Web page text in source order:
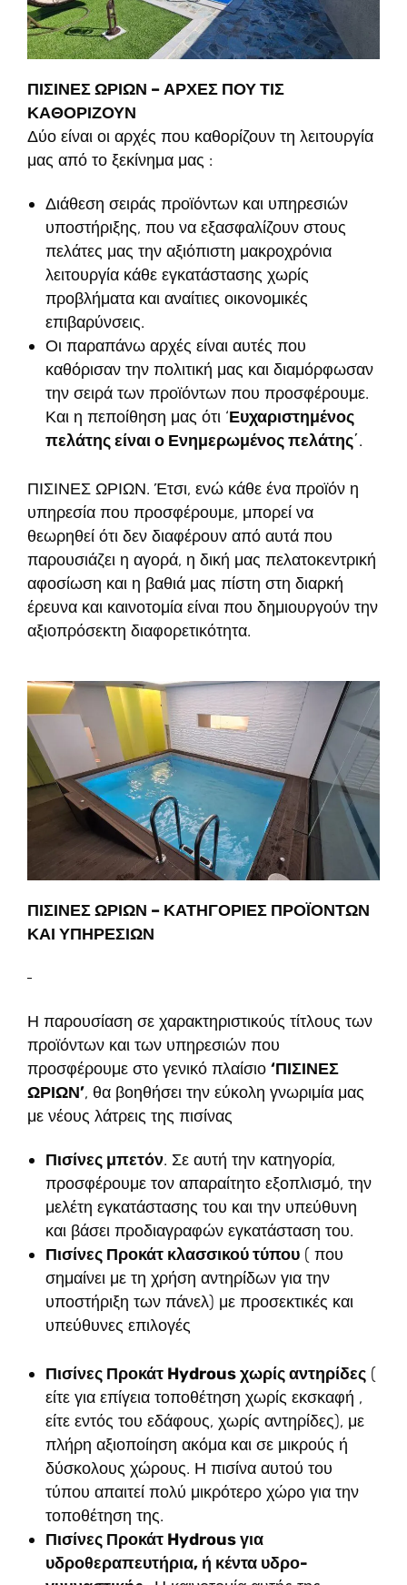
ΠΙΣΙΝΕΣ ΩΡΙΩΝ – ΑΡΧΕΣ ΠΟΥ ΤΙΣ
ΚΑΘΟΡΙΖΟΥΝ
Δύο είναι οι αρχές που καθορίζουν τη λειτουργία
μας από το ξεκίνημα μας :
Διάθεση σειράς προϊόντων και υπηρεσιών
υποστήριξης, που να εξασφαλίζουν στους
πελάτες μας την αξιόπιστη μακροχρόνια
λειτουργία κάθε εγκατάστασης χωρίς
προβλήματα και αναίτιες οικονομικές
επιβαρύνσεις.
Οι παραπάνω αρχές είναι αυτές που
καθόρισαν την πολιτική μας και διαμόρφωσαν
την σειρά των προϊόντων που προσφέρουμε.
Και η πεποίθηση μας ότι ‘Ευχαριστημένος
πελάτης είναι ο Ενημερωμένος πελάτης΄.
ΠΙΣΙΝΕΣ ΩΡΙΩΝ. Έτσι, ενώ κάθε ένα προϊόν η
υπηρεσία που προσφέρουμε, μπορεί να
θεωρηθεί ότι δεν διαφέρουν από αυτά που
παρουσιάζει η αγορά, η δική μας πελατοκεντρική
αφοσίωση και η βαθιά μας πίστη στη διαρκή
έρευνα και καινοτομία είναι που δημιουργούν την
αξιοπρόσεκτη διαφορετικότητα.
ΠΙΣΙΝΕΣ ΩΡΙΩΝ – ΚΑΤΗΓΟΡΙΕΣ ΠΡΟΪΟΝΤΩΝ
ΚΑΙ ΥΠΗΡΕΣΙΩΝ
Η παρουσίαση σε χαρακτηριστικούς τίτλους των
προϊόντων και των υπηρεσιών που
προσφέρουμε στο γενικό πλαίσιο ‘ΠΙΣΙΝΕΣ
ΩΡΙΩΝ’, θα βοηθήσει την εύκολη γνωριμία μας
με νέους λάτρεις της πισίνας
Πισίνες μπετόν. Σε αυτή την κατηγορία,
προσφέρουμε τον απαραίτητο εξοπλισμό, την
μελέτη εγκατάστασης του και την υπεύθυνη
και βάσει προδιαγραφών εγκατάσταση του.
Πισίνες Προκάτ κλασσικού τύπου ( που
σημαίνει με τη χρήση αντηρίδων για την
υποστήριξη των πάνελ) με προσεκτικές και
υπεύθυνες επιλογές
Πισίνες Προκάτ Hydrousχωρίς αντηρίδες (
είτε για επίγεια τοποθέτηση χωρίς εκσκαφή ,
είτε εντός του εδάφους, χωρίς αντηρίδες), με
πλήρη αξιοποίηση ακόμα και σε μικρούς ή
δύσκολους χώρους. Η πισίνα αυτού του
τύπου απαιτεί πολύ μικρότερο χώρο για την
τοποθέτηση της.
Πισίνες Προκάτ Hydrousγια
υδροθεραπευτήρια, ή κέντα υδρο-